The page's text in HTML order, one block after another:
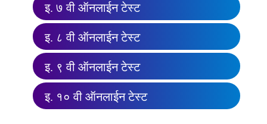
इ. ७ वी ऑनलाईन टेस्ट
इ. ८ वी ऑनलाईन टेस्ट
इ. ९ वी ऑनलाईन टेस्ट
इ. १० वी ऑनलाईन टेस्ट